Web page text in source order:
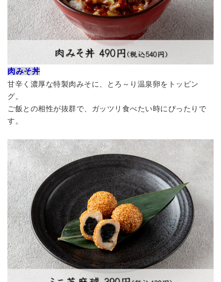
肉みそ丼
甘辛く濃厚な特製肉みそに、とろ～り温泉卵をトッピン
グ。
ご飯との相性が抜群で、ガッツリ食べたい時にぴったりで
す。